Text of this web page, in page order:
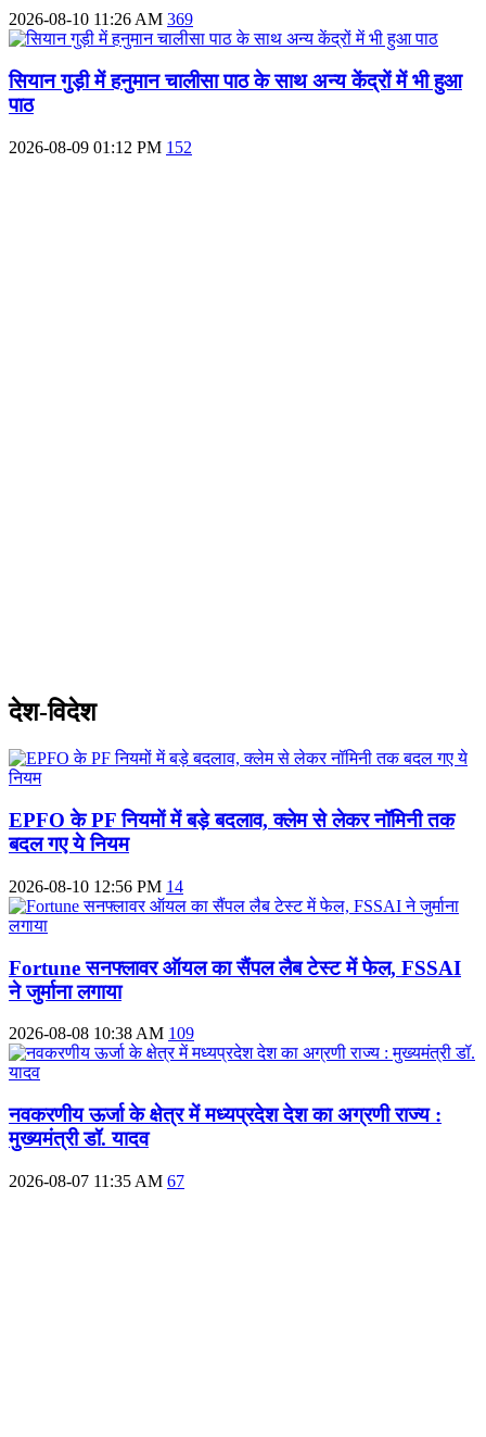
2026-08-10 11:26 AM 369
सियान गुड़ी में हनुमान चालीसा पाठ के साथ अन्य केंद्रों में भी हुआ
पाठ
2026-08-09 01:12 PM 152
देश-विदेश
EPFO के PF नियमों में बड़े बदलाव, क्‍लेम से लेकर नॉमिनी तक
बदल गए ये नियम
2026-08-10 12:56 PM 14
Fortune सनफ्लावर ऑयल का सैंपल लैब टेस्ट में फेल, FSSAI
ने जुर्माना लगाया
2026-08-08 10:38 AM 109
नवकरणीय ऊर्जा के क्षेत्र में मध्यप्रदेश देश का अग्रणी राज्य :
मुख्यमंत्री डॉ. यादव
2026-08-07 11:35 AM 67